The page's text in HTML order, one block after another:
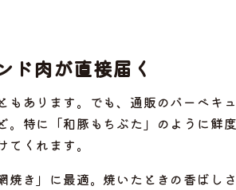
ド肉が直接届く
あります。でも、通販のバーベキ
。特に「和豚もちぶた」のように鮮
くれます。
き」に最適。焼いたときの香ばし